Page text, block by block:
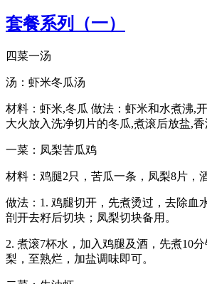
套餐系列（一）
四菜一汤
汤：虾米冬瓜汤
材料：虾米,冬瓜 做法：虾米和水煮沸,
大火放入洗净切片的冬瓜,煮滚后放盐,香
一菜：凤梨苦瓜鸡
材料：鸡腿2只，苦瓜一条，凤梨8片，
做法：1. 鸡腿切开，先煮烫过，去除血
剖开去籽后切块；凤梨切块备用。
2. 煮滚7杯水，加入鸡腿及酒，先煮10
梨，至熟烂，加盐调味即可。